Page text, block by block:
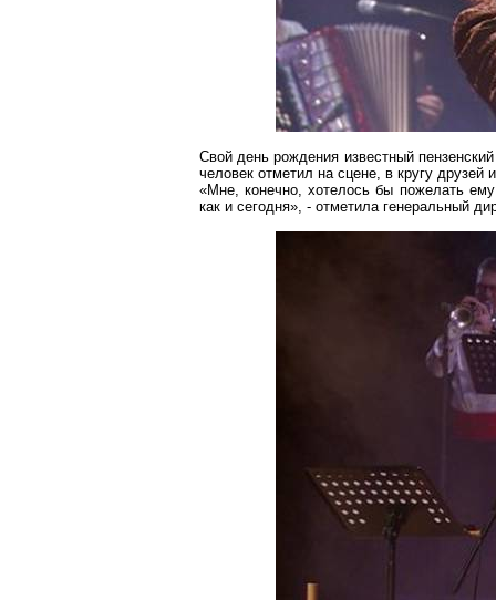
Свой день рождения известный
человек отметил на сцене, в кругу друзей
«Мне, конечно, хотелось бы пожелать
как и сегодня», - отметила генеральный